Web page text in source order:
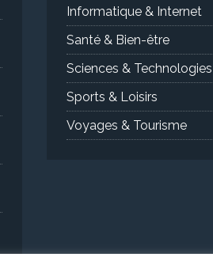
Informatique & Internet
Santé & Bien-être
Sciences & Technologies
Sports & Loisirs
Voyages & Tourisme